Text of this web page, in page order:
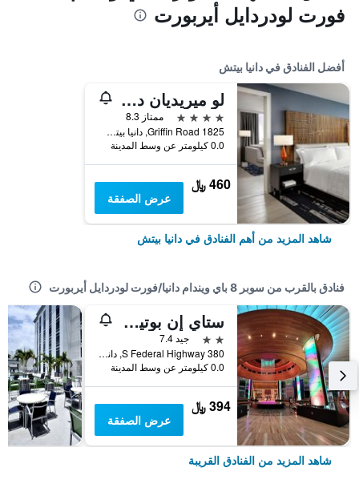
فورت لودردايل أيربورت
أفضل الفنادق في دانيا بيتش
لو ميريديان دانيا بيتش آت فورت لودردايل أربورت
4 نجوم
ممتاز 8.3
1825 Griffin Road, دانيا بيتش, FL, الولايات المتحدة الأميريكية
0.0 كيلومتر عن وسط المدينة
460 ﷼
عرض الصفقة
شاهد المزيد من أهم الفنادق في دانيا بيتش
فنادق بالقرب من سوبر 8 باي ويندام دانيا/فورت لودردايل أيربورت
ستاي إن بوتيك هوتل
2 نجمتين
جيد 7.4
380 S Federal Highway, دانيا بيتش, FL, الولايات المتحدة الأميريكية
0.0 كيلومتر عن وسط المدينة
394 ﷼
عرض الصفقة
شاهد المزيد من الفنادق القريبة